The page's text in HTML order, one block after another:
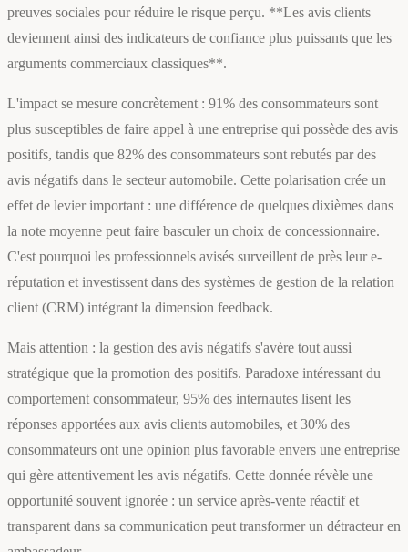
preuves sociales pour réduire le risque perçu. **Les avis clients
deviennent ainsi des indicateurs de confiance plus puissants que les
arguments commerciaux classiques**.
L'impact se mesure concrètement : 91% des consommateurs sont
plus susceptibles de faire appel à une entreprise qui possède des avis
positifs, tandis que 82% des consommateurs sont rebutés par des
avis négatifs dans le secteur automobile. Cette polarisation crée un
effet de levier important : une différence de quelques dixièmes dans
la note moyenne peut faire basculer un choix de concessionnaire.
C'est pourquoi les professionnels avisés surveillent de près leur e-
réputation et investissent dans des systèmes de gestion de la relation
client (CRM) intégrant la dimension feedback.
Mais attention : la gestion des avis négatifs s'avère tout aussi
stratégique que la promotion des positifs. Paradoxe intéressant du
comportement consommateur, 95% des internautes lisent les
réponses apportées aux avis clients automobiles, et 30% des
consommateurs ont une opinion plus favorable envers une entreprise
qui gère attentivement les avis négatifs. Cette donnée révèle une
opportunité souvent ignorée : un service après-vente réactif et
transparent dans sa communication peut transformer un détracteur en